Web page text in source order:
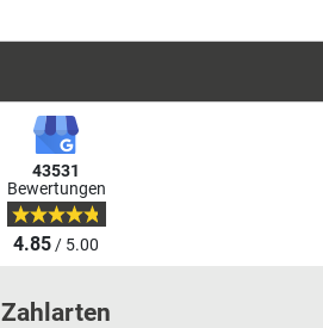
43531
Bewertungen
4.85/ 5.00
Zahlarten